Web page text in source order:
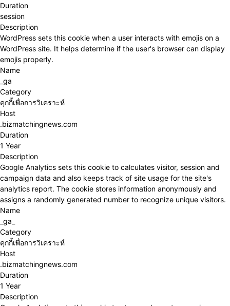
Duration
session
Description
WordPress sets this cookie when a user interacts with emojis on a
WordPress site. It helps determine if the user's browser can display
emojis properly.
Name
_ga
Category
คุกกี้เพื่อการวิเคราะห์
Host
.bizmatchingnews.com
Duration
1 Year
Description
Google Analytics sets this cookie to calculates visitor, session and
campaign data and also keeps track of site usage for the site's
analytics report. The cookie stores information anonymously and
assigns a randomly generated number to recognize unique visitors.
Name
_ga_
Category
คุกกี้เพื่อการวิเคราะห์
Host
.bizmatchingnews.com
Duration
1 Year
Description